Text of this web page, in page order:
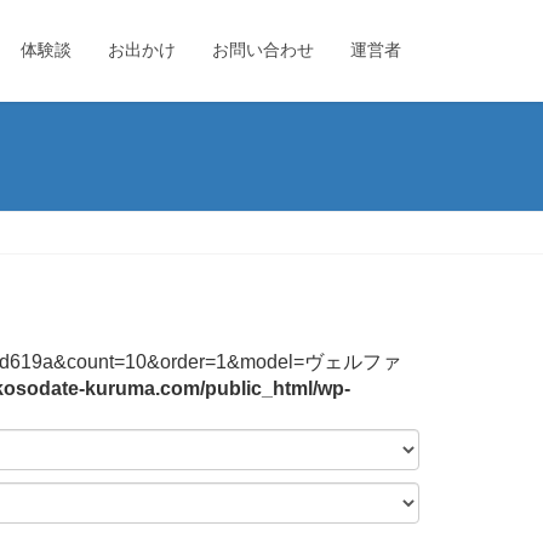
体験談 お出かけ お問い合わせ 運営者
ヴェルファ
kuruma.com/public_html/wp-